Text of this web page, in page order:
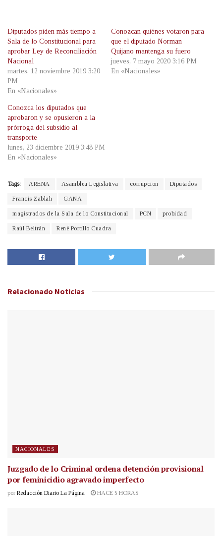
Diputados piden más tiempo a
Sala de lo Constitucional para
aprobar Ley de Reconciliación
Nacional
martes, 12 noviembre 2019 3:20
PM
En «Nacionales»
Conozcan quiénes votaron para
que el diputado Norman
Quijano mantenga su fuero
jueves, 7 mayo 2020 3:16 PM
En «Nacionales»
Conozca los diputados que
aprobaron y se opusieron a la
prórroga del subsidio al
transporte
lunes, 23 diciembre 2019 3:48 PM
En «Nacionales»
Tags: ARENA Asamblea Legislativa corrupcion Diputados
Francis Zablah GANA
magistrados de la Sala de lo Constitucional PCN probidad
Raúl Beltrán René Portillo Cuadra
Relacionado Noticias
NACIONALES
Juzgado de lo Criminal ordena detención provisional
por feminicidio agravado imperfecto
por Redacción Diario La Página HACE 5 HORAS